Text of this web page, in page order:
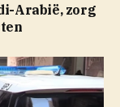
Arabië, zorg